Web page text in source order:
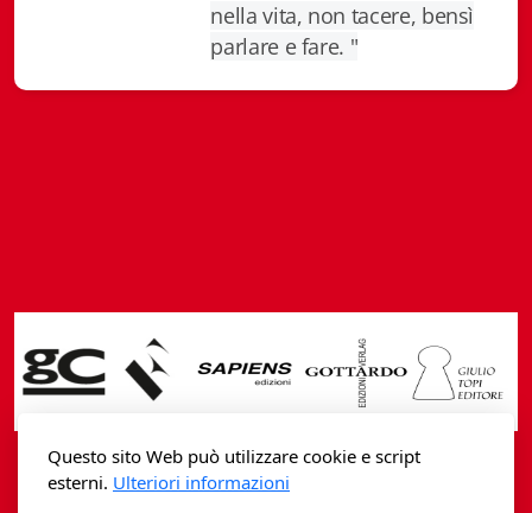
nella vita, non tacere, bensì
parlare e fare. "
Casagrande Fidia Sapiens
Questo sito Web può utilizzare cookie e script
esterni. Ulteriori informazioni
Architettura & Arte
Attualità & Studi
Tesi universitarie